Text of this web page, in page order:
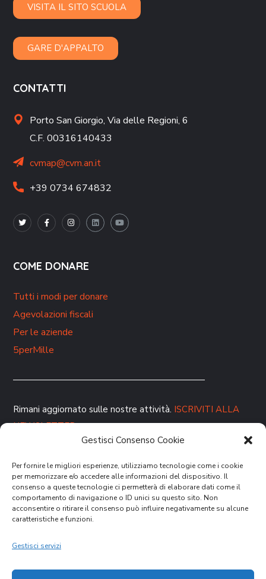
Gestisci Consenso Cookie
Per fornire le migliori esperienze, utilizziamo tecnologie come i cookie
per memorizzare e/o accedere alle informazioni del dispositivo. Il
consenso a queste tecnologie ci permetterà di elaborare dati come il
comportamento di navigazione o ID unici su questo sito. Non
acconsentire o ritirare il consenso può influire negativamente su alcune
caratteristiche e funzioni.
Gestisci servizi
VISITA IL SITO SCUOLA
GARE D'APPALTO
CONTATTI
Porto San Giorgio,Via delle Regioni, 6
C.F. 00316140433
cvmap@cvm.an.it
+39 0734 674832
COME DONARE
Tutti i modi per donare
Agevolazioni fiscali
Per le aziende
5perMille
Rimani aggiornato sulle nostre attività. ISCRIVITI ALLA
NEWSLETTER